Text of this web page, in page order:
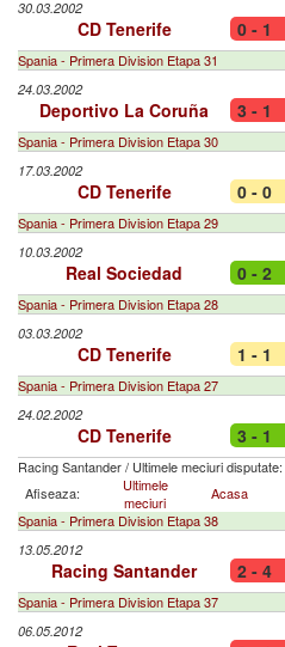
30.03.2002
CD Tenerife 0 - 1
Spania - Primera Division Etapa 31
24.03.2002
Deportivo La Coruña 3 - 1
Spania - Primera Division Etapa 30
17.03.2002
CD Tenerife 0 - 0
Spania - Primera Division Etapa 29
10.03.2002
Real Sociedad 0 - 2
Spania - Primera Division Etapa 28
03.03.2002
CD Tenerife 1 - 1
Spania - Primera Division Etapa 27
24.02.2002
CD Tenerife 3 - 1
Racing Santander/ Ultimele meciuri disputate:
Afiseaza:
Ultimele
meciuri
Acasa
Spania - Primera Division Etapa 38
13.05.2012
Racing Santander 2 - 4
Spania - Primera Division Etapa 37
06.05.2012